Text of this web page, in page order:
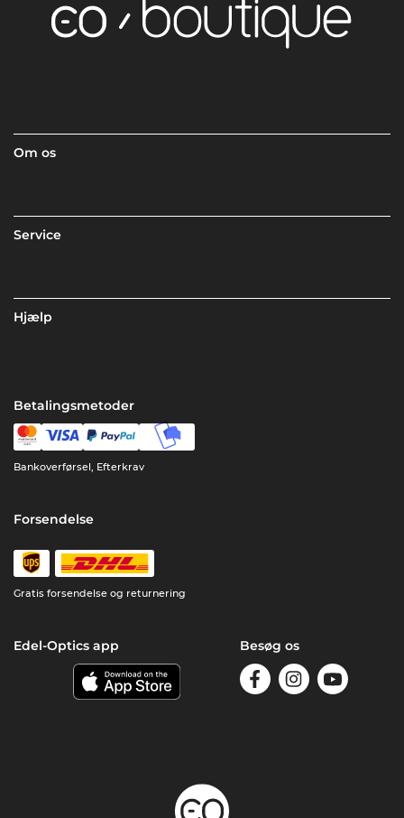
Om os
Service
Hjælp
Betalingsmetoder
Bankoverførsel, Efterkrav
Forsendelse
Gratis forsendelse og returnering
Edel-Optics app Besøg os